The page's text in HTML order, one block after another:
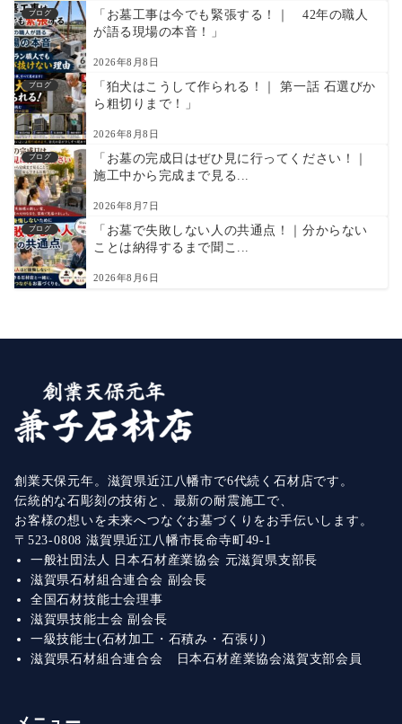
ブログ
「お墓工事は今でも緊張する！｜ 42年の職人
が語る現場の本音！」
2026年8月8日
ブログ
「狛犬はこうして作られる！｜ 第一話 石選びか
ら粗切りまで！」
2026年8月8日
ブログ
「お墓の完成日はぜひ見に行ってください！｜
施工中から完成まで見る...
2026年8月7日
ブログ
「お墓で失敗しない人の共通点！｜分からない
ことは納得するまで聞こ...
2026年8月6日
創業天保元年。滋賀県近江八幡市で6代続く石材店です。
伝統的な石彫刻の技術と、最新の耐震施工で、
お客様の想いを未来へつなぐお墓づくりをお手伝いします。
〒523-0808 滋賀県近江八幡市長命寺町49-1
一般社団法人 日本石材産業協会 元滋賀県支部長
滋賀県石材組合連合会 副会長
全国石材技能士会理事
滋賀県技能士会 副会長
一級技能士(石材加工・石積み・石張り)
滋賀県石材組合連合会 日本石材産業協会滋賀支部会員